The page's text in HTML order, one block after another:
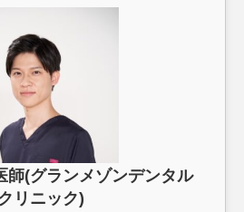
師(グランメゾンデンタル
リニック)